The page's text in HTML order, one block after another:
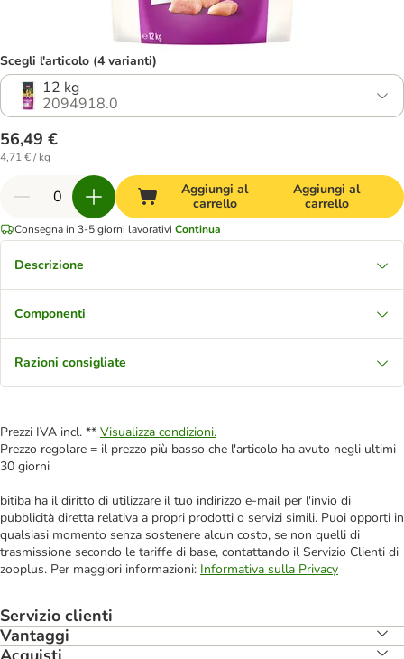
Scegli l'articolo (4 varianti)
12 kg
2094918.0
56,49 €
4,71 € / kg
Aggiungi al
carrello
Aggiungi al
carrello
Consegna in 3-5 giorni lavorativi Continua
Descrizione
Componenti
Razioni consigliate
Prezzi IVA incl. ** Visualizza condizioni.
Prezzo regolare = il prezzo più basso che l'articolo ha avuto negli ultimi
30 giorni
bitiba ha il diritto di utilizzare il tuo indirizzo e-mail per l'invio di
pubblicità diretta relativa a propri prodotti o servizi simili. Puoi opporti in
qualsiasi momento senza sostenere alcun costo, se non quelli di
trasmissione secondo le tariffe di base, contattando il Servizio Clienti di
zooplus. Per maggiori informazioni: Informativa sulla Privacy
Servizio clienti
Vantaggi